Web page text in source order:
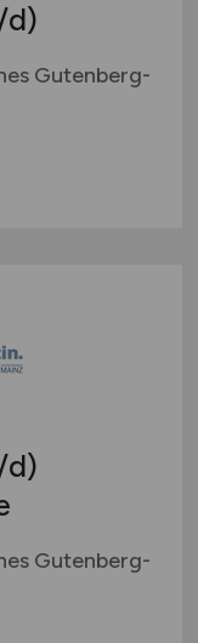
Gutenberg-
Gutenberg-